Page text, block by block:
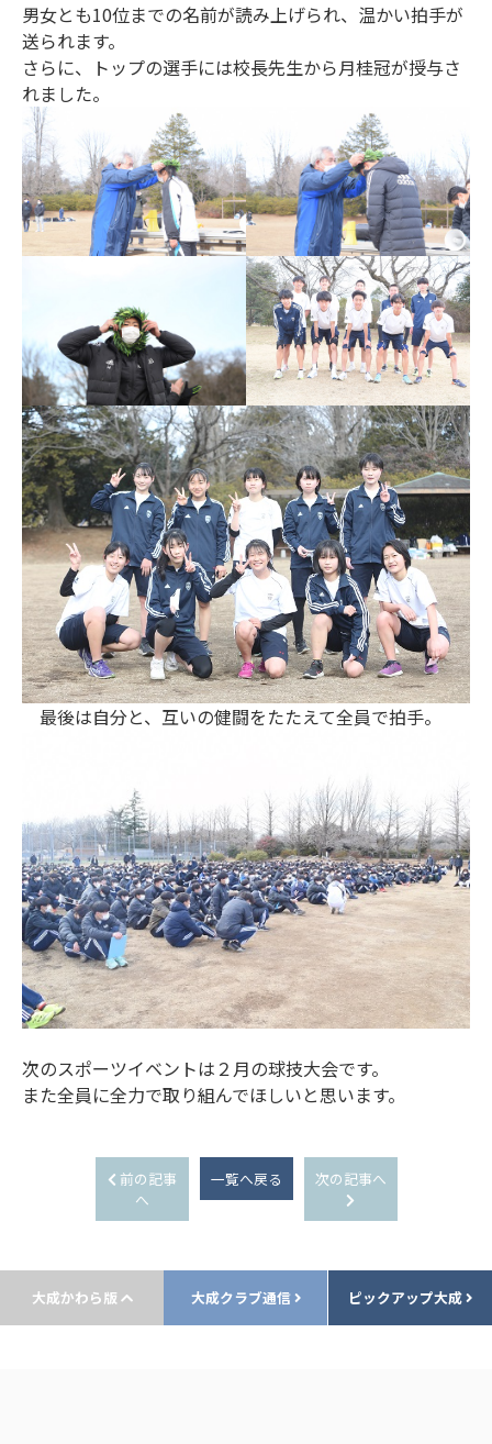
男女とも10位までの名前が読み上げられ、温かい拍手が
送られます。
さらに、トップの選手には校長先生から月桂冠が授与さ
れました。
最後は自分と、互いの健闘をたたえて全員で拍手。
次のスポーツイベントは２月の球技大会です。
また全員に全力で取り組んでほしいと思います。
前の記事
へ
一覧へ戻る 次の記事へ
大成かわら版 大成クラブ通信 ピックアップ大成